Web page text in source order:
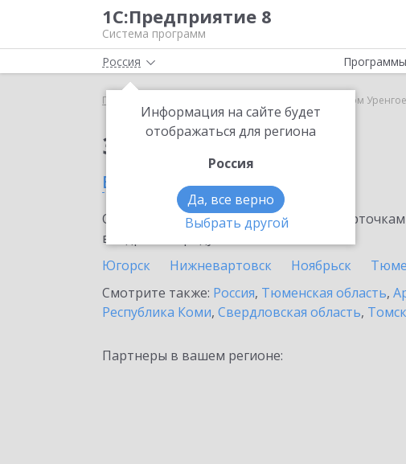
1С:Предприятие 8
Система программ
Россия
Информация на сайте будет
отображаться для региона
Россия
Да, все верно
Выбрать другой
Главная 1С-ЭТП в Новом Уренгое
Заказать 1С-ЭТП
в Новом Уренгое
Ознакомьтесь с информационными
внедрение продукта.
Югорск
Нижневартовск Ноябрьск
Смотрите также: Россия, Тюменская область,
Республика Коми, Свердловская область,
Партнеры в вашем регионе: